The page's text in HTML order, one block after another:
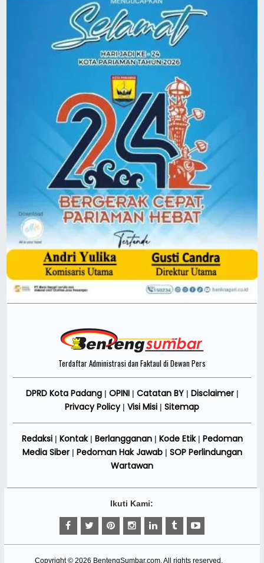
Terdaftar Administrasi dan Faktaul di Dewan Pers
DPRD Kota Padang| OPINI| Catatan BY| Disclaimer|
Privacy Policy| Visi Misi | Sitemap
Redaksi| Kontak| Berlangganan| Kode Etik| Pedoman
Media Siber| Pedoman Hak Jawab| SOP Perlindungan
Wartawan
Ikuti Kami:
Copyright ©2026 BentengSumbar.com. All rights reserved.